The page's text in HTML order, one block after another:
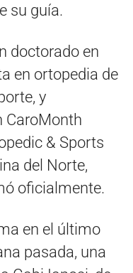
su guía.
doctorado en
en ortopedia de
y
CaroMonth
& Sports
del Norte,
oficialmente.
en el último
pasada, una